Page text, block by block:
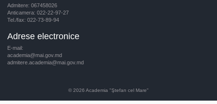
Admitere: 067458026
Anticamera: 022-22-97-27
Tel./fax: 022-73-89-94
Adrese electronice
E-mail:
academia@mai.gov.md
admitere.academia@mai.gov.md
© 2026 Academia "Ştefan cel Mare"